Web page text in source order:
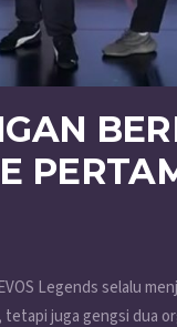
Legends selalu
tetapi juga gengsi dua